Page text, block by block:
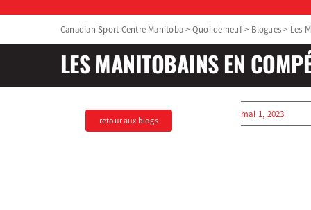
Canadian Sport Centre Manitoba> Quoi de neuf> Blogues> Les
LES MANITOBAINS EN
retour aux blogs
mai 1, 2023